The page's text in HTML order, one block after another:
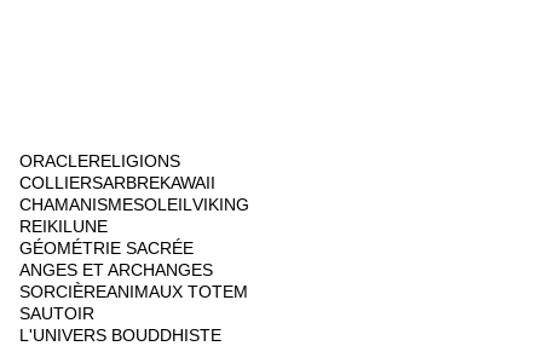
ORACLERELIGIONS
COLLIERSARBREKAWAII
CHAMANISMESOLEIL VIKING
REIKILUNE
GÉOMÉTRIE SACRÉE
ANGES ET ARCHANGES
SORCIÈREANIMAUX TOTEM
SAUTOIR
L'UNIVERS BOUDDHISTE